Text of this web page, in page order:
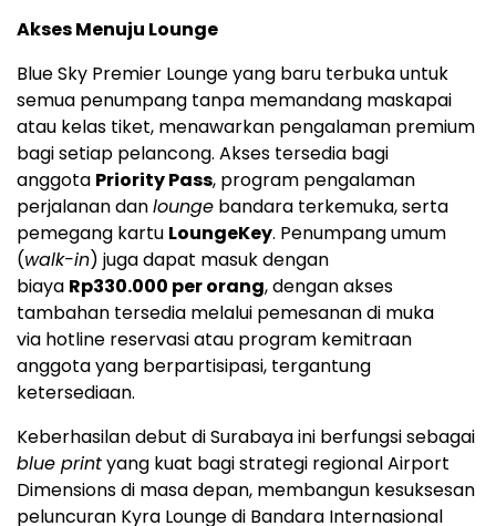
Akses Menuju Lounge
Blue Sky Premier Lounge yang baru terbuka untuk
semua penumpang tanpa memandang maskapai
atau kelas tiket, menawarkan pengalaman premium
bagi setiap pelancong. Akses tersedia bagi
anggota Priority Pass, program pengalaman
perjalanan danlounge bandara terkemuka, serta
pemegang kartu LoungeKey. Penumpang umum
(walk-in) juga dapat masuk dengan
biaya Rp330.000 per orang, dengan akses
tambahan tersedia melalui pemesanan di muka
via hotline reservasi atau program kemitraan
anggota yang berpartisipasi, tergantung
ketersediaan.
Keberhasilan debut di Surabaya ini berfungsi sebagai
blue printyang kuat bagi strategi regional Airport
Dimensions di masa depan, membangun kesuksesan
peluncuran Kyra Lounge di Bandara Internasional